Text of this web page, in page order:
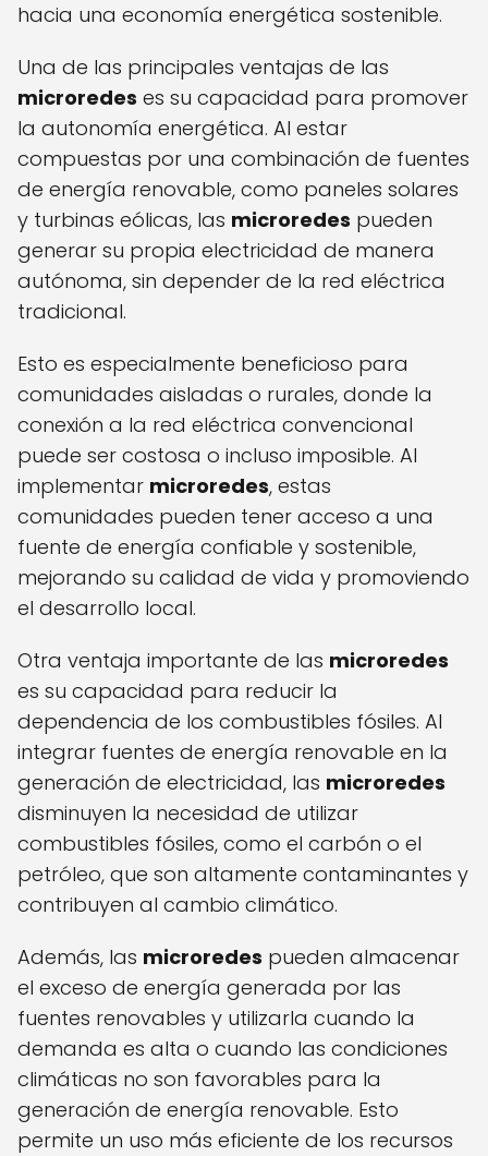
hacia una economía energética sostenible.
Una de las principales ventajas de las
microredes es su capacidad para promover
la autonomía energética. Al estar
compuestas por una combinación de fuentes
de energía renovable, como paneles solares
y turbinas eólicas, las microredes pueden
generar su propia electricidad de manera
autónoma, sin depender de la red eléctrica
tradicional.
Esto es especialmente beneficioso para
comunidades aisladas o rurales, donde la
conexión a la red eléctrica convencional
puede ser costosa o incluso imposible. Al
implementar microredes, estas
comunidades pueden tener acceso a una
fuente de energía confiable y sostenible,
mejorando su calidad de vida y promoviendo
el desarrollo local.
Otra ventaja importante de las microredes
es su capacidad para reducir la
dependencia de los combustibles fósiles. Al
integrar fuentes de energía renovable en la
generación de electricidad, las microredes
disminuyen la necesidad de utilizar
combustibles fósiles, como el carbón o el
petróleo, que son altamente contaminantes y
contribuyen al cambio climático.
Además, las microredes pueden almacenar
el exceso de energía generada por las
fuentes renovables y utilizarla cuando la
demanda es alta o cuando las condiciones
climáticas no son favorables para la
generación de energía renovable. Esto
permite un uso más eficiente de los recursos